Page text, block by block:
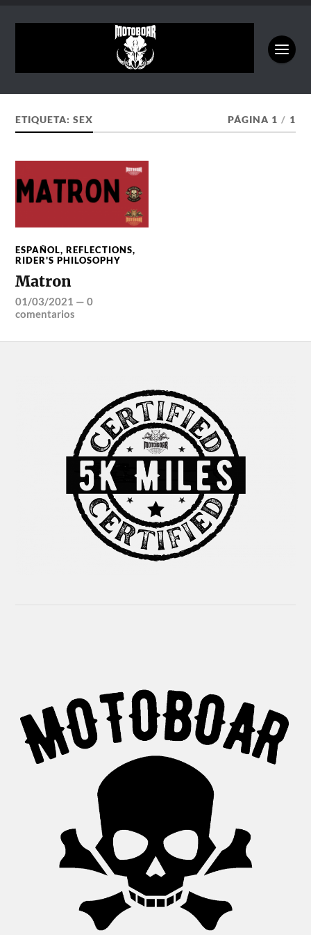
ETIQUETA:SEX PÁGINA 1 / 1
ESPAÑOL,REFLECTIONS,
RIDER'S PHILOSOPHY
Matron
01/03/2021 —0
comentarios